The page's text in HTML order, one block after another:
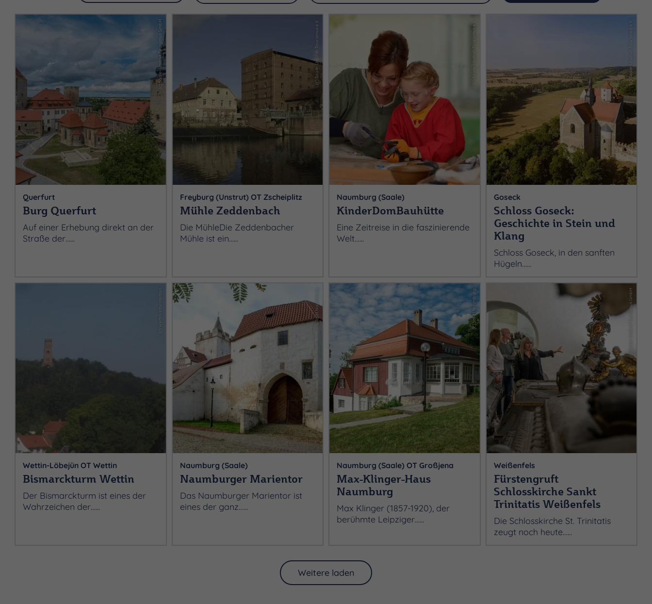
(c) Saale-Unstrut Tourismus GmbH
Querfurt
Burg Querfurt
Auf einer Erhebung direkt an der
Straße der…...
(c) Saale-Unstrut-Tourismus e.V.
Freyburg (Unstrut) OT Zscheiplitz
Mühle Zeddenbach
Die MühleDie Zeddenbacher
Mühle ist ein…...
(c) Saale-Unstrut-Tourismus e.V.
Naumburg (Saale)
KinderDomBauhütte
Eine Zeitreise in die faszinierende
Welt…...
(c) Saale-Unstrut-Tourismus e.V.
Goseck
Schloss Goseck:
Geschichte in Stein und
Klang
Schloss Goseck, in den sanften
Hügeln…...
(c) Wettin-Information
Wettin-Löbejün OT Wettin
Bismarckturm Wettin
Der Bismarckturm ist eines der
Wahrzeichen der…...
(c) Stadt Naumburg
Naumburg (Saale)
Naumburger Marientor
Das Naumburger Marientor ist
eines der ganz…...
(c) Stadt Naumburg
Naumburg (Saale) OT Großjena
Max-Klinger-Haus
Naumburg
Max Klinger (1857-1920), der
berühmte Leipziger…...
(c) Saale-Unstrut Tourismus GmbH
Weißenfels
Fürstengruft
Schlosskirche Sankt
Trinitatis Weißenfels
Die Schlosskirche St. Trinitatis
zeugt noch heute…...
Weitere laden